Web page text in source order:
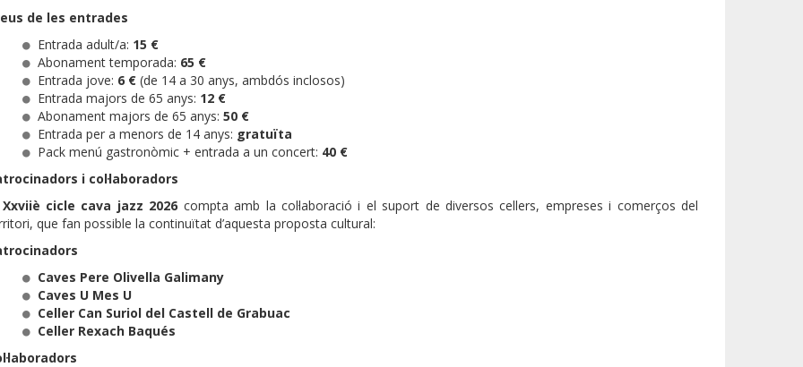
de les entrades
Entrada adult/a: 15 €
Abonament temporada: 65 €
Entrada jove: 6 € (de 14 a 30 anys, ambdós inclosos)
Entrada majors de 65 anys: 12 €
Abonament majors de 65 anys:50 €
Entrada per a menors de 14 anys: gratuïta
Pack menú gastronòmic + entrada a un concert: 40 €
i col·laboradors
Xxviiè cicle cava jazz 2026 compta amb la col·laboració i el suport de diversos cellers, empreses i comerços del
que fan possible la continuïtat d’aquesta proposta cultural:
Caves Pere Olivella Galimany
Caves U Mes U
Celler Can Suriol del Castell de Grabuac
Celler Rexach Baqués